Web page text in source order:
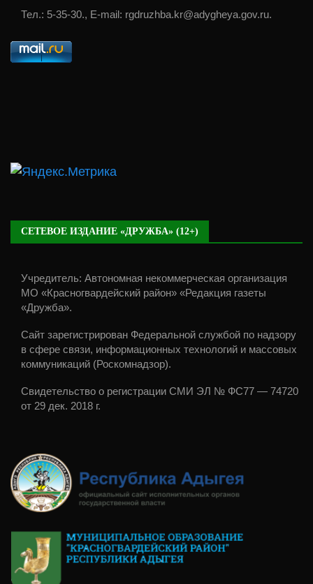
Тел.: 5-35-30., E-mail: rgdruzhba.kr@adygheya.gov.ru.
СЕТЕВОЕ ИЗДАНИЕ «ДРУЖБА» (12+)
Учредитель: Автономная некоммерческая организация
МО «Красногвардейский район» «Редакция газеты
«Дружба».
Сайт зарегистрирован Федеральной службой по надзору
в сфере связи, информационных технологий и массовых
коммуникаций (Роскомнадзор).
Свидетельство о регистрации СМИ ЭЛ № ФС77 — 74720
от 29 дек. 2018 г.